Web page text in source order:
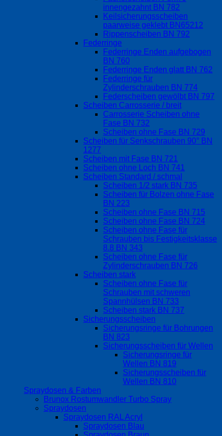
innengezahnt BN 782
Keilsicherungsscheiben
paarweise geklebt BN65212
Rippenscheiben BN 792
Federringe
Federringe Enden aufgebogen
BN 760
Federringe Enden glatt BN 762
Federringe für
Zylinderschrauben BN 774
Federscheiben gewölbt BN 797
Scheiben Carrosserie / breit
Carrosserie Scheiben ohne
Fase BN 732
Scheiben ohne Fase BN 729
Scheiben für Senkschrauben 90° BN
1277
Scheiben mit Fase BN 721
Scheiben ohne Loch BN 741
Scheiben Standard / schmal
Scheiben 1/2 stark BN 735
Scheiben für Bolzen ohne Fase
BN 223
Scheiben ohne Fase BN 715
Scheiben ohne Fase BN 724
Scheiben ohne Fase für
Schrauben bis Festigkeitsklasse
8.8 BN 343
Scheiben ohne Fase für
Zylinderschrauben BN 726
Scheiben stark
Scheiben ohne Fase für
Schrauben mit schweren
Spannhülsen BN 733
Scheiben stark BN 737
Sicherungsscheiben
Sicherungsringe für Bohrungen
BN 823
Sicherungsscheiben für Wellen
Sicherungsringe für
Wellen BN 819
Sicherungsscheiben für
Wellen BN 810
Spraydosen & Farben
Brunox Rostumwandler Turbo Spray
Spraydosen
Spraydosen RAL Acryl
Spraydosen Blau